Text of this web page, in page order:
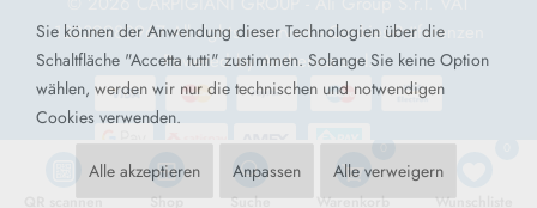
Shop Suche Warenkorb Wunschliste
13239980967All rights reserved -Cookies-Präferenzen
Powered byAntherica s.r.l.
Sie können der Anwendung dieser Technologien über die
Schaltfläche "Accetta tutti" zustimmen. Solange Sie keine Option
wählen, werden wir nur die technischen und notwendigen
Cookies verwenden.
Alle akzeptieren Anpassen Alle verweigern